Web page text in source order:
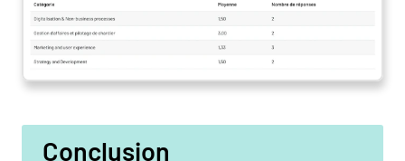
Conclusion